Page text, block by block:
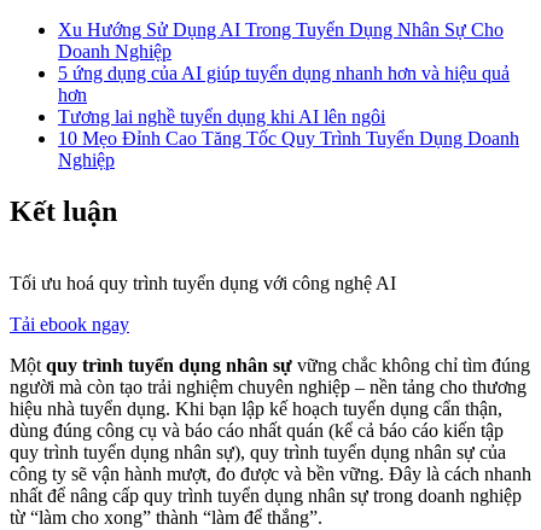
Xu Hướng Sử Dụng AI Trong Tuyển Dụng Nhân Sự Cho
Doanh Nghiệp
5 ứng dụng của AI giúp tuyển dụng nhanh hơn và hiệu quả
hơn
Tương lai nghề tuyển dụng khi AI lên ngôi
10 Mẹo Đỉnh Cao Tăng Tốc Quy Trình Tuyển Dụng Doanh
Nghiệp
Kết luận
Tối ưu hoá quy trình tuyển dụng với công nghệ AI
Tải ebook ngay
Mộtquy trình tuyển dụng nhân sự vững chắc không chỉ tìm đúng
người mà còn tạo trải nghiệm chuyên nghiệp – nền tảng cho thương
hiệu nhà tuyển dụng. Khi bạn lập kế hoạch tuyển dụng cẩn thận,
dùng đúng công cụ và báo cáo nhất quán (kể cả báo cáo kiến tập
quy trình tuyển dụng nhân sự), quy trình tuyển dụng nhân sự của
công ty sẽ vận hành mượt, đo được và bền vững. Đây là cách nhanh
nhất để nâng cấp quy trình tuyển dụng nhân sự trong doanh nghiệp
từ “làm cho xong” thành “làm để thắng”.